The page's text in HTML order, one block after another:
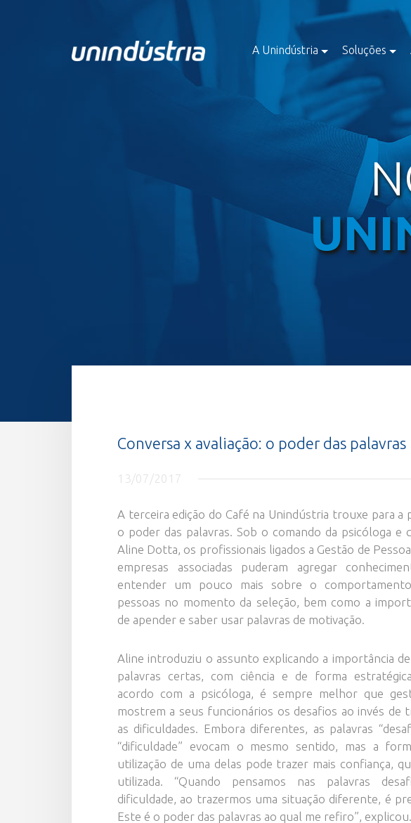
A Unindústria Soluções
Conversa x avaliação: o poder das palavras
13/07/2017
A terceira edição do Café na Unindústria trouxe para a
o poder das palavras. Sob o comando da psicóloga e
Aline Dotta, os profissionais ligados a Gestão de
empresas associadas puderam agregar
entender um pouco mais sobre o
pessoas no momento da seleção, bem como a
de apender e saber usar palavras de motivação.
Aline introduziu o assunto explicando a importância
palavras certas, com ciência e de forma
acordo com a psicóloga, é sempre melhor que
mostrem a seus funcionários os desafios ao invés de
as dificuldades. Embora diferentes, as palavras
“dificuldade” evocam o mesmo sentido, mas a
utilização de uma delas pode trazer mais confiança,
utilizada. “Quando pensamos nas palavras
dificuldade, ao trazermos uma situação diferente, é
Este é o poder das palavras ao qual me refiro”, explicou.